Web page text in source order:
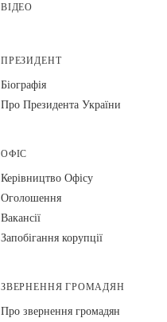
ВІДЕО
ПРЕЗИДЕНТ
Біографія
Про Президента України
ОФІС
Керівництво Офісу
Оголошення
Вакансії
Запобігання корупції
ЗВЕРНЕННЯ ГРОМАДЯН
Про звернення громадян